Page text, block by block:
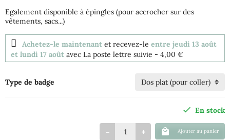
Egalement disponible à épingles (pour accrocher sur des
vêtements, sacs...)
Achetez-le maintenant et recevez-le entre jeudi 13 août
et lundi 17 août avec La poste lettre suivie - 4,00 €
Type de badge
En stock
Ajouter au panier